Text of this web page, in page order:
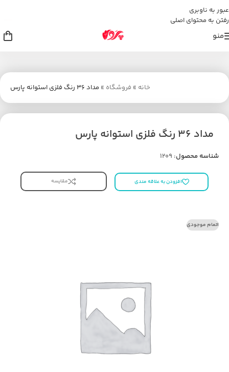
عبور به ناوبری
رفتن به محتوای اصلی
منو
خانه » فروشگاه » مداد 36 رنگ فلزی استوانه پارس
مداد 36 رنگ فلزی استوانه پارس
شناسه محصول: 1209
افزودن به علاقه مندی مقایسه
اتمام موجودی